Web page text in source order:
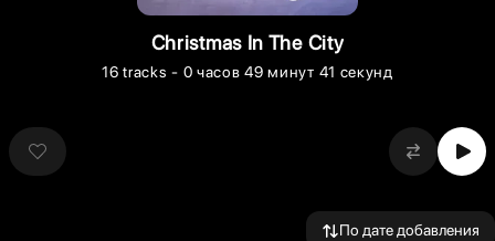
Christmas In The City
16 tracks- 0 часов 49 минут 41 секунд
По дате добавления